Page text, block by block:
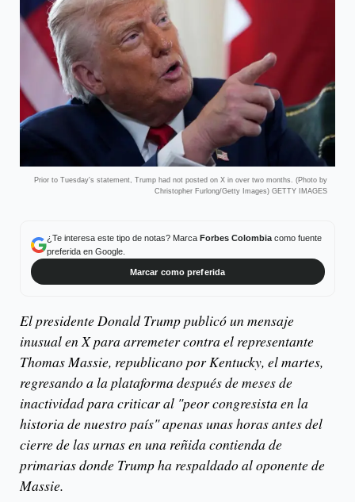
Prior to Tuesday's statement, Trump had not posted on X in over two months. (Photo by
Christopher Furlong/Getty Images) GETTY IMAGES
¿Te interesa este tipo de notas? Marca Forbes Colombiacomo fuente
preferida en Google.
Marcar como preferida
El presidente Donald Trump publicó un mensaje
inusual en X para arremeter contra el representante
Thomas Massie, republicano por Kentucky, el martes,
regresando a la plataforma después de meses de
inactividad para criticar al "peor congresista en la
historia de nuestro país" apenas unas horas antes del
cierre de las urnas en una reñida contienda de
primarias donde Trump ha respaldado al oponente de
Massie.